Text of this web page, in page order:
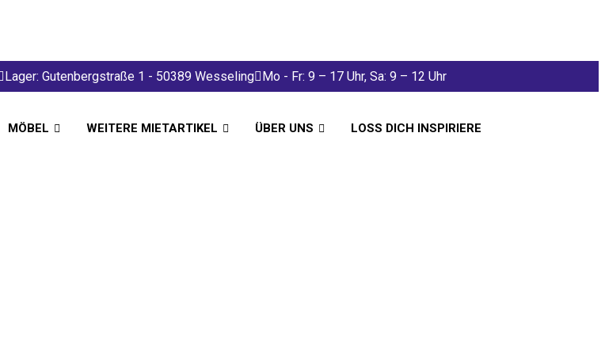
Lager: Gutenbergstraße 1 - 50389 Wesseling Mo - Fr: 9 – 17 Uhr, Sa: 9 – 12 Uhr
MÖBEL WEITERE MIETARTIKEL ÜBER UNS LOSS DICH INSPIRIERE